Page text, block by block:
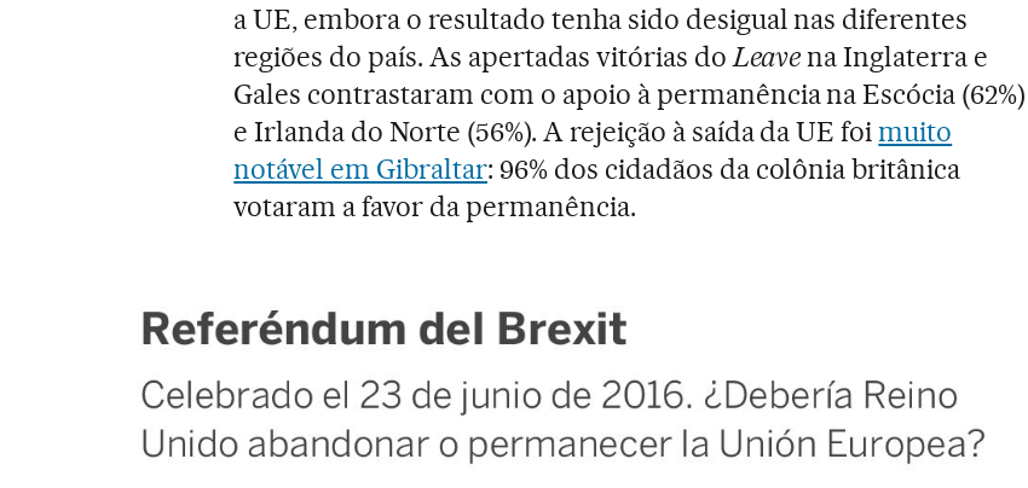
a UE, embora o resultado tenha sido desigual nas diferentes
regiões do país. As apertadas vitórias doLeavena Inglaterra e
Gales contrastaram com o apoio à permanência na Escócia (62%)
e Irlanda do Norte (56%). A rejeição à saída da UE foimuito
notável em Gibraltar: 96% dos cidadãos da colônia britânica
votaram a favor da permanência.